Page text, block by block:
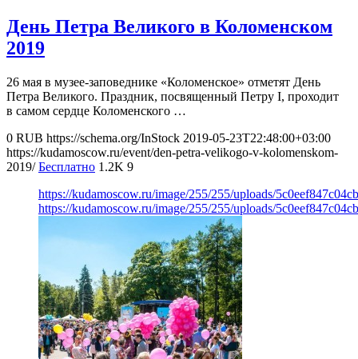
День Петра Великого в Коломенском
2019
26 мая в музее-заповеднике «Коломенское» отметят День
Петра Великого. Праздник, посвященный Петру I, проходит
в самом сердце Коломенского …
0 RUB https://schema.org/InStock 2019-05-23T22:48:00+03:00
https://kudamoscow.ru/event/den-petra-velikogo-v-kolomenskom-
2019/ Бесплатно 1.2K 9
https://kudamoscow.ru/image/255/255/uploads/
https://kudamoscow.ru/image/255/255/uploads/